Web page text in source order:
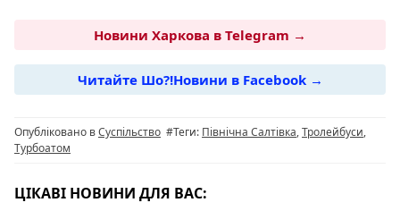
e
b
o
o
k
e
g
ra
m
at
s
A
p
er p
y
Li
n
Новини Харкова в Telegram →
Читайте Шо?!Новини в Facebook →
Опубліковано вСуспільство #Теги: Північна Салтівка,Тролейбуси,
Турбоатом
ЦІКАВІ НОВИНИ ДЛЯ ВАС: